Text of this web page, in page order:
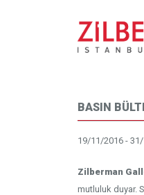
BASIN
19/11/2016 -
Zilberman
mutluluk duyar.